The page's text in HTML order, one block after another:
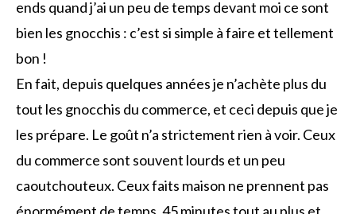
ends quand j’ai un peu de temps devant moi ce sont
bien les gnocchis : c’est si simple à faire et tellement
bon !
En fait, depuis quelques années je n’achète plus du
tout les gnocchis du commerce, et ceci depuis que je
les prépare. Le goût n’a strictement rien à voir. Ceux
du commerce sont souvent lourds et un peu
caoutchouteux. Ceux faits maison ne prennent pas
énormément de temps, 45 minutes tout au plus et